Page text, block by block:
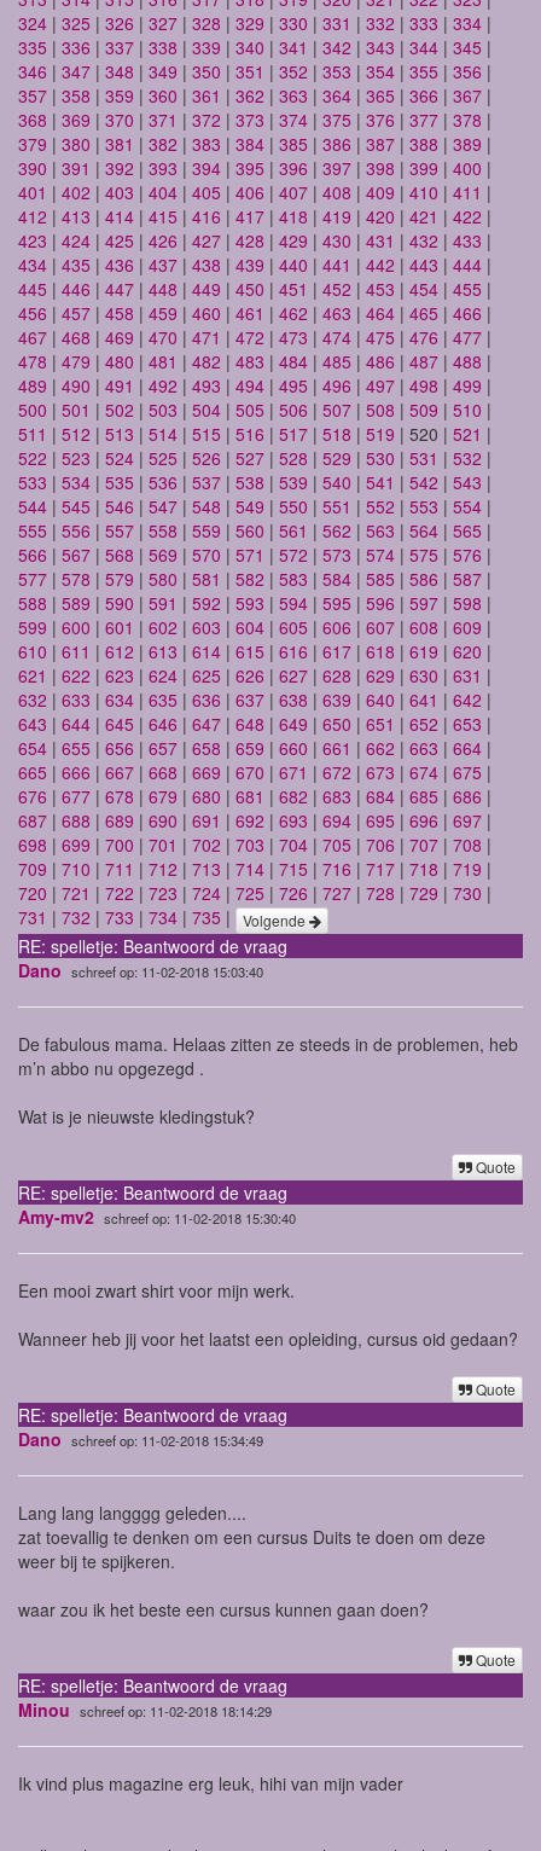
324 | 325 | 326 | 327 | 328 | 329 | 330 | 331 | 332 | 333 | 334 |
335 | 336 | 337 | 338 | 339 | 340 | 341 | 342 | 343 | 344 | 345 |
346 | 347 | 348 | 349 | 350 | 351 | 352 | 353 | 354 | 355 | 356 |
357 | 358 | 359 | 360 | 361 | 362 | 363 | 364 | 365 | 366 | 367 |
368 | 369 | 370 | 371 | 372 | 373 | 374 | 375 | 376 | 377 | 378 |
379 | 380 | 381 | 382 | 383 | 384 | 385 | 386 | 387 | 388 | 389 |
390 | 391 | 392 | 393 | 394 | 395 | 396 | 397 | 398 | 399 | 400 |
401 | 402 | 403 | 404 | 405 | 406 | 407 | 408 | 409 | 410 | 411 |
412 | 413 | 414 | 415 | 416 | 417 | 418 | 419 | 420 | 421 | 422 |
423 | 424 | 425 | 426 | 427 | 428 | 429 | 430 | 431 | 432 | 433 |
434 | 435 | 436 | 437 | 438 | 439 | 440 | 441 | 442 | 443 | 444 |
445 | 446 | 447 | 448 | 449 | 450 | 451 | 452 | 453 | 454 | 455 |
456 | 457 | 458 | 459 | 460 | 461 | 462 | 463 | 464 | 465 | 466 |
467 | 468 | 469 | 470 | 471 | 472 | 473 | 474 | 475 | 476 | 477 |
478 | 479 | 480 | 481 | 482 | 483 | 484 | 485 | 486 | 487 | 488 |
489 | 490 | 491 | 492 | 493 | 494 | 495 | 496 | 497 | 498 | 499 |
500 | 501 | 502 | 503 | 504 | 505 | 506 | 507 | 508 | 509 | 510 |
511 | 512 | 513 | 514 | 515 | 516 | 517 | 518 | 519 | 520 | 521 |
522 | 523 | 524 | 525 | 526 | 527 | 528 | 529 | 530 | 531 | 532 |
533 | 534 | 535 | 536 | 537 | 538 | 539 | 540 | 541 | 542 | 543 |
544 | 545 | 546 | 547 | 548 | 549 | 550 | 551 | 552 | 553 | 554 |
555 | 556 | 557 | 558 | 559 | 560 | 561 | 562 | 563 | 564 | 565 |
566 | 567 | 568 | 569 | 570 | 571 | 572 | 573 | 574 | 575 | 576 |
577 | 578 | 579 | 580 | 581 | 582 | 583 | 584 | 585 | 586 | 587 |
588 | 589 | 590 | 591 | 592 | 593 | 594 | 595 | 596 | 597 | 598 |
599 | 600 | 601 | 602 | 603 | 604 | 605 | 606 | 607 | 608 | 609 |
610 | 611 | 612 | 613 | 614 | 615 | 616 | 617 | 618 | 619 | 620 |
621 | 622 | 623 | 624 | 625 | 626 | 627 | 628 | 629 | 630 | 631 |
632 | 633 | 634 | 635 | 636 | 637 | 638 | 639 | 640 | 641 | 642 |
643 | 644 | 645 | 646 | 647 | 648 | 649 | 650 | 651 | 652 | 653 |
654 | 655 | 656 | 657 | 658 | 659 | 660 | 661 | 662 | 663 | 664 |
665 | 666 | 667 | 668 | 669 | 670 | 671 | 672 | 673 | 674 | 675 |
676 | 677 | 678 | 679 | 680 | 681 | 682 | 683 | 684 | 685 | 686 |
687 | 688 | 689 | 690 | 691 | 692 | 693 | 694 | 695 | 696 | 697 |
698 | 699 | 700 | 701 | 702 | 703 | 704 | 705 | 706 | 707 | 708 |
709 | 710 | 711 | 712 | 713 | 714 | 715 | 716 | 717 | 718 | 719 |
720 | 721 | 722 | 723 | 724 | 725 | 726 | 727 | 728 | 729 | 730 |
731 | 732 | 733 | 734 | 735 | Volgende
RE: spelletje: Beantwoord de vraag
Dano schreef op: 11-02-2018 15:03:40
De fabulous mama. Helaas zitten ze steeds in de problemen, heb
m’n abbo nu opgezegd .
Wat is je nieuwste kledingstuk?
Quote
RE: spelletje: Beantwoord de vraag
Amy-mv2 schreef op: 11-02-2018 15:30:40
Een mooi zwart shirt voor mijn werk.
Wanneer heb jij voor het laatst een opleiding, cursus oid gedaan?
Quote
RE: spelletje: Beantwoord de vraag
Dano schreef op: 11-02-2018 15:34:49
Lang lang langggg geleden....
zat toevallig te denken om een cursus Duits te doen om deze
weer bij te spijkeren.
waar zou ik het beste een cursus kunnen gaan doen?
Quote
RE: spelletje: Beantwoord de vraag
Minou schreef op: 11-02-2018 18:14:29
Ik vind plus magazine erg leuk, hihi van mijn vader